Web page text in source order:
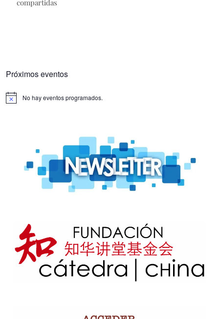
compartidas
Próximos eventos
Aviso No hay eventos programados.